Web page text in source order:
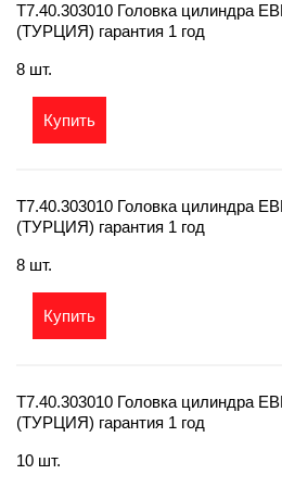
T7.40.303010 Головка цилиндра
(ТУРЦИЯ) гарантия 1 год
8 шт.
Купить
T7.40.303010 Головка цилиндра
(ТУРЦИЯ) гарантия 1 год
8 шт.
Купить
T7.40.303010 Головка цилиндра
(ТУРЦИЯ) гарантия 1 год
10 шт.